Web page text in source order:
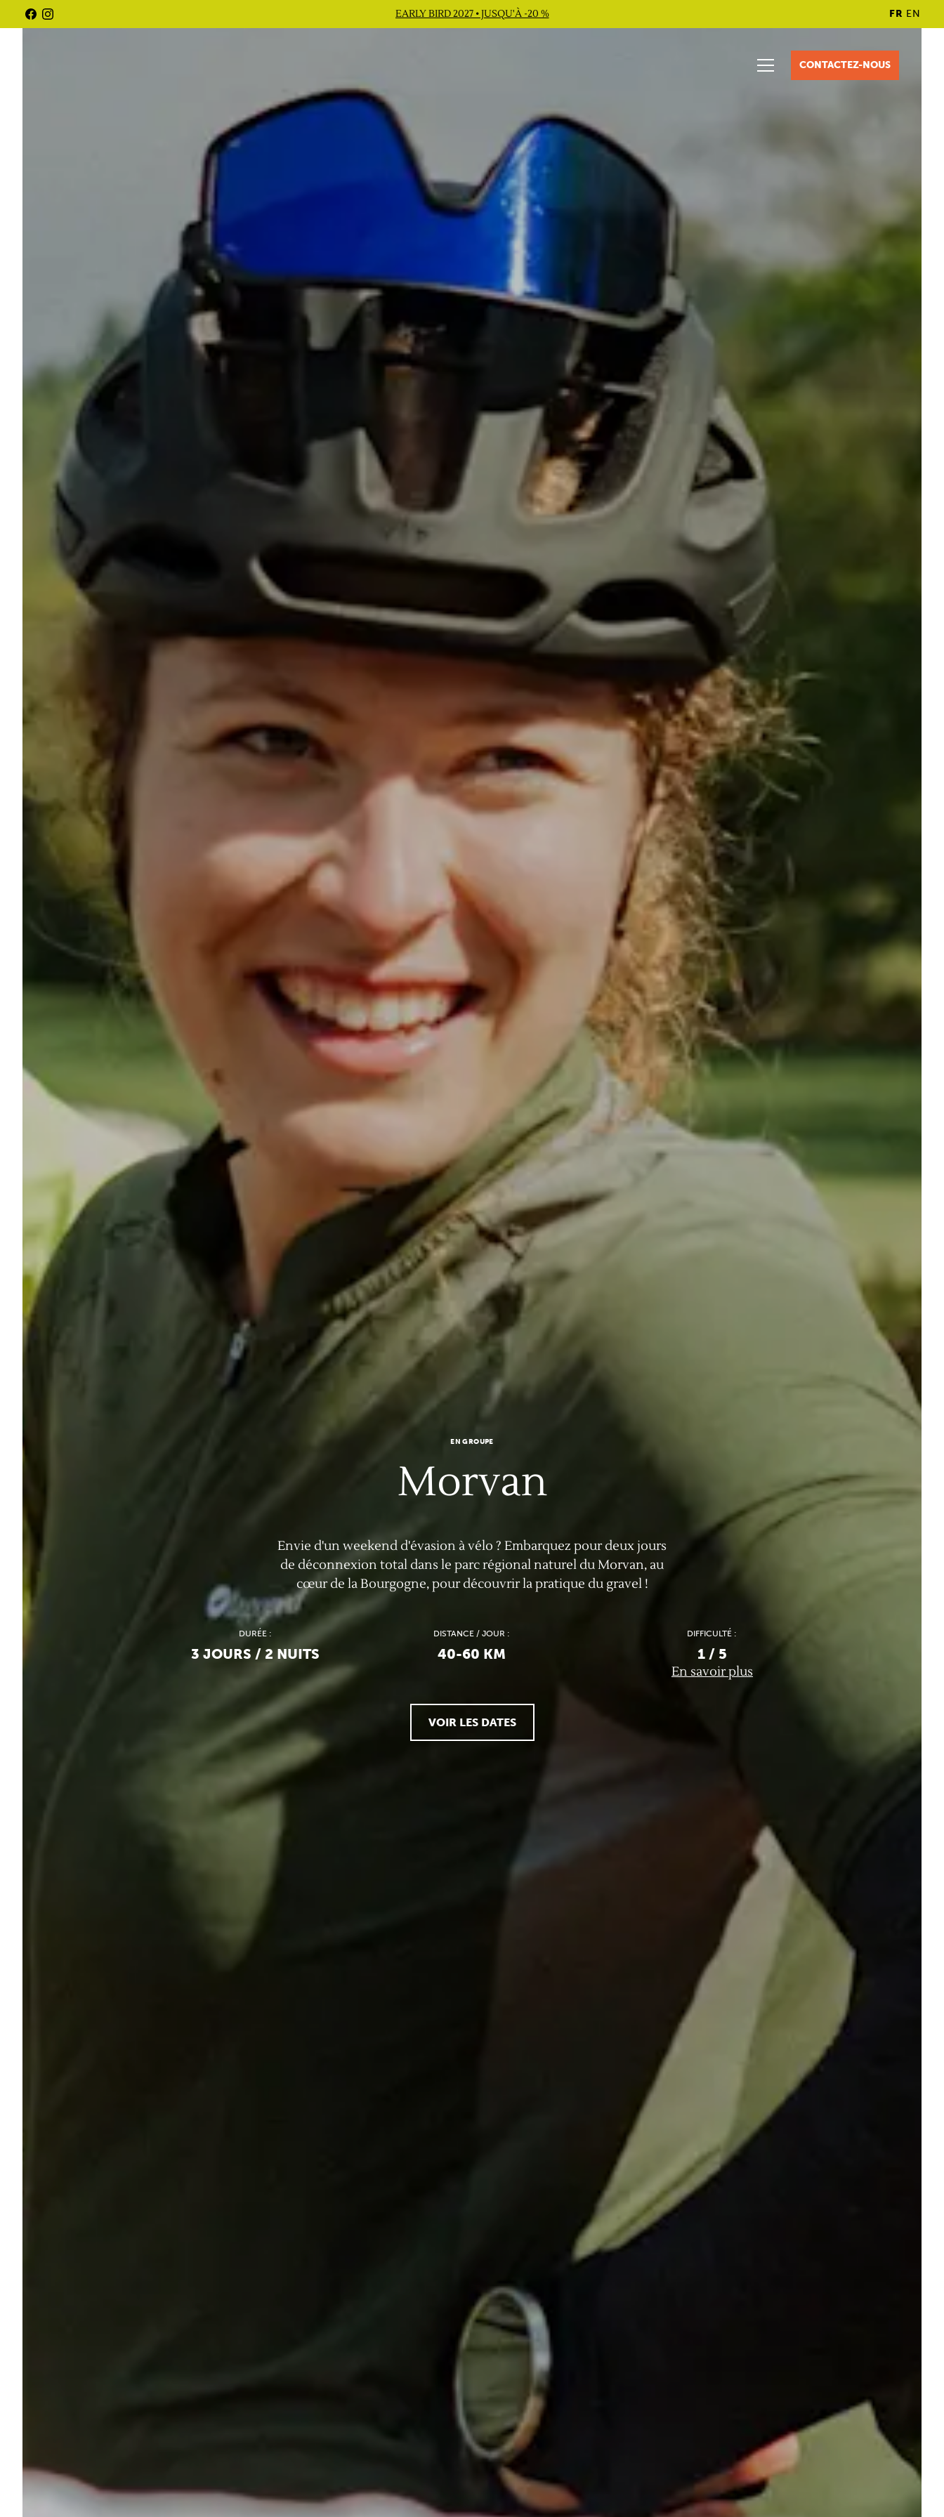
EARLY BIRD 2027 • JUSQU'À -20 % FR EN
CONTACTEZ-NOUS
EN GROUPE
Morvan
Envie d'un weekend d'évasion à vélo ? Embarquez pour deux jours
de déconnexion total dans le parc régional naturel du Morvan, au
cœur de la Bourgogne, pour découvrir la pratique du gravel !
DURÉE :
3 JOURS / 2 NUITS
DISTANCE / JOUR :
40-60 KM
DIFFICULTÉ :
1/ 5
En savoir plus
VOIR LES DATES